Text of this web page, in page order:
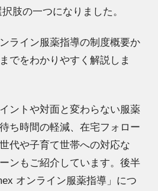
肢の一つになりました。
ライン服薬指導の制度概要か
でをわかりやすく解説しま
ントや対面と変わらない服薬
ち時間の軽減、在宅フォロー
代や子育て世帯への対応な
ンもご紹介しています。後半
オンライン服薬指導」につ